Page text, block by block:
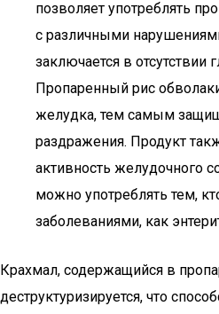
позволяет употреблять
с различными
заключается в отсутствии
Пропаренный рис
желудка, тем самым
раздражения. Продукт
активность желудочного
можно употреблять тем,
заболеваниями, как
Крахмал, содержащийся в
деструктуризируется, что